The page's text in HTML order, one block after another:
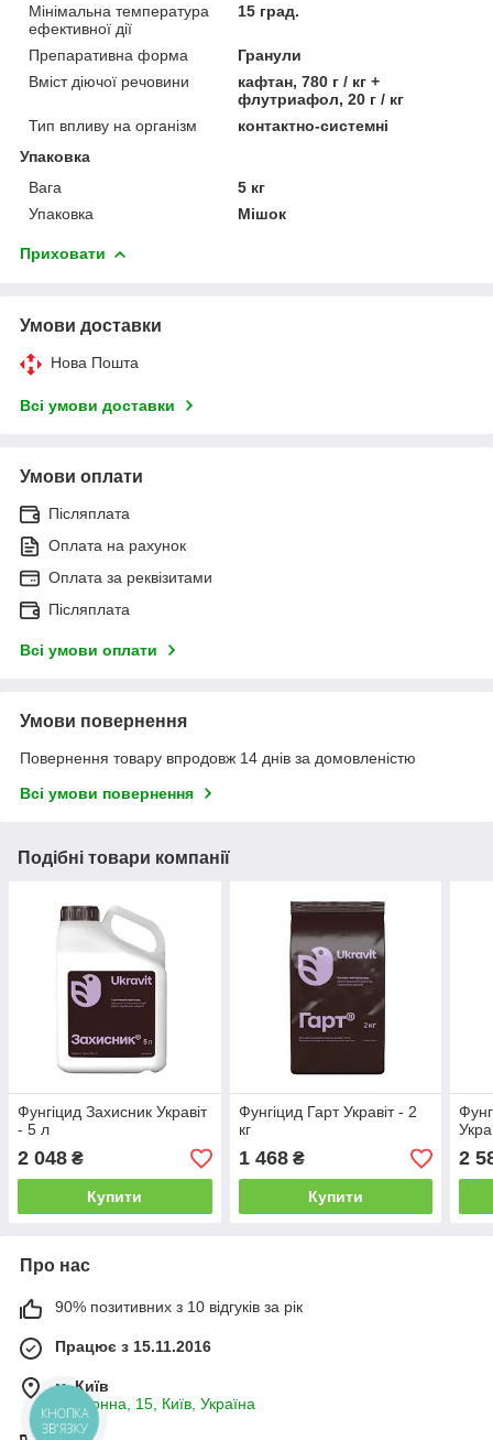
Мінімальна температура
ефективної дії
15 град.
Препаративна форма
Гранули
Вміст діючої речовини
кафтан, 780 г / кг +
флутриафол, 20 г / кг
Тип впливу на організм
контактно-системні
Упаковка
Вага
5 кг
Упаковка
Мішок
Приховати
Умови доставки
Нова Пошта
Всі умови доставки
Умови оплати
Післяплата
Оплата на рахунок
Оплата за реквізитами
Післяплата
Всі умови оплати
Умови повернення
Повернення товару впродовж 14 днів за домовленістю
Всі умови повернення
Подібні товари компанії
Фунгіцид Захисник Укравіт
- 5 л
2 048 ₴
Купити
Фунгіцид Гарт Укравіт - 2
кг
1 468₴
Купити
2
Про нас
90% позитивних з 10 відгуків за рік
Працює з 15.11.2016
м. Київ
Бастіонна, 15, Київ, Україна
КНОПКА
ЗВ'ЯЗКУ